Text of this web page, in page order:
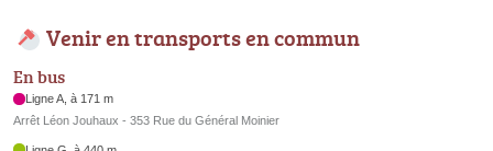
Venir en transports en commun
En bus
Ligne A, à 171 m
Arrêt Léon Jouhaux - 353 Rue du Général Moinier